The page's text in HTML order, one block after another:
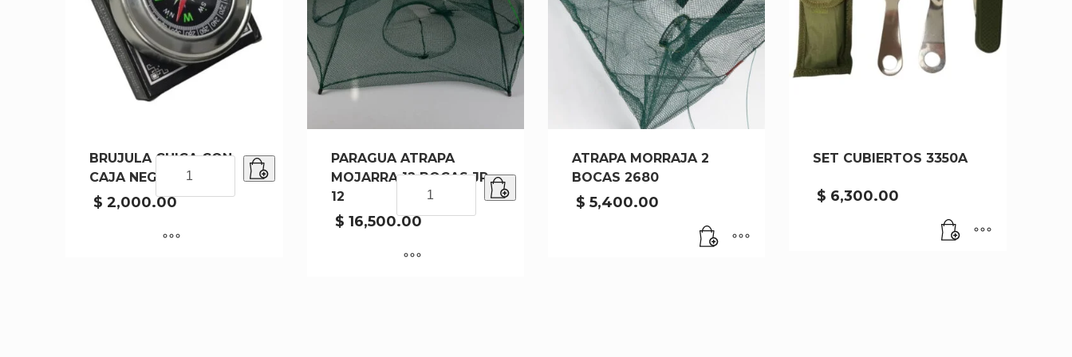
BRUJULA CHICA CON
CAJA NEGRA
$ 2,000.00
CHICA
CON
NEGRA
PARAGUA ATRAPA
MOJARRA 12 BOCAS JP-
12
$ 16,500.00
PARAGUA
ATRAPA
MOJARRA
BOCAS
ATRAPA MORRAJA 2
BOCAS 2680
$ 5,400.00
SET CUBIERTOS 3350A
$ 6,300.00